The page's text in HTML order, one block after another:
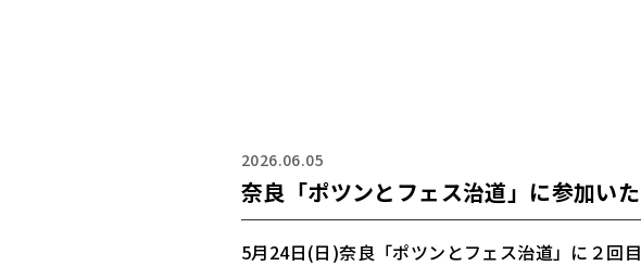
2026.06.05
奈良「ポツンとフェス治道」に参加い
5月24日(日)奈良「ポツンとフェス治道」に２回